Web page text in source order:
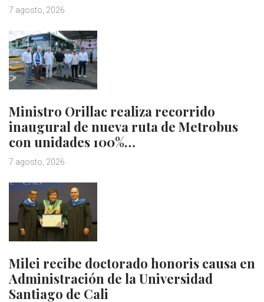
7 agosto, 2026
Ministro Orillac realiza recorrido
inaugural de nueva ruta de Metrobus
con unidades 100%…
7 agosto, 2026
Milei recibe doctorado honoris causa en
Administración de la Universidad
Santiago de Cali